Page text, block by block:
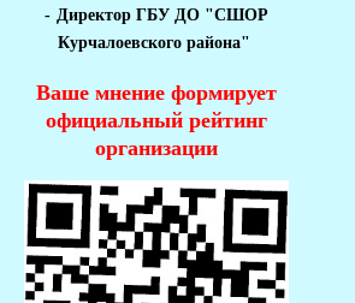
- Директор ГБУ ДО "СШОР
Курчалоевского района"
Ваше мнение формирует
официальный рейтинг
организации